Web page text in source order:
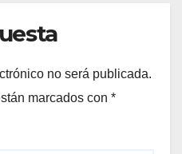
no será publicada.
marcados con *